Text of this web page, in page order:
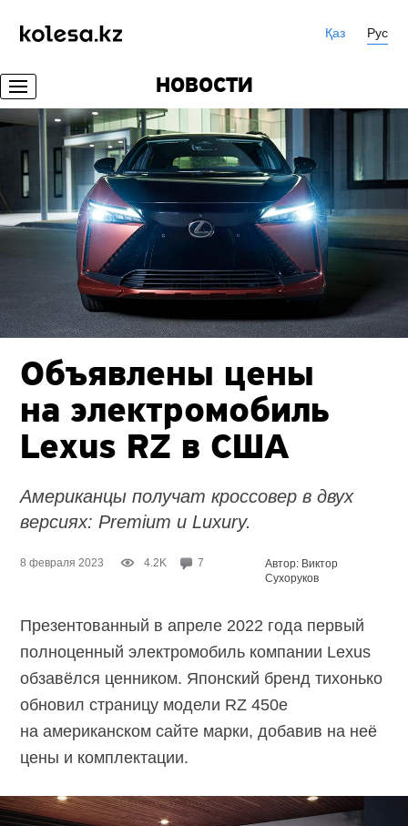
Қаз Рус
НОВОСТИ
Объявлены цены
на электромобиль
Lexus RZ в США
Американцы получат кроссовер в двух
версиях: Premium и Luxury.
8 февраля 2023 4.2K 7
Автор: Виктор
Сухоруков
Презентованный в апреле 2022 года первый
полноценный электромобиль компании Lexus
обзавёлся ценником. Японский бренд тихонько
обновил страницу модели RZ 450e
на американском сайте марки, добавив на неё
цены и комплектации.